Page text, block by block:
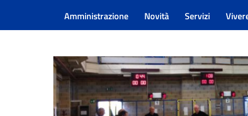
Amministrazione Novità Servizi
La descrizione dell'impianto Bocciodromo